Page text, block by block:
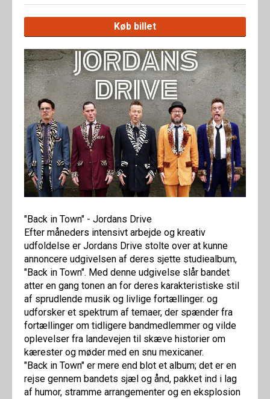
SHOP
Køb billet
"Back in Town" - Jordans Drive
Efter måneders intensivt arbejde og kreativ
udfoldelse er Jordans Drive stolte over at kunne
annoncere udgivelsen af deres sjette studiealbum,
"Back in Town". Med denne udgivelse slår bandet
atter en gang tonen an for deres karakteristiske stil
af sprudlende musik og livlige fortællinger. og
udforsker et spektrum af temaer, der spænder fra
fortællinger om tidligere bandmedlemmer og vilde
oplevelser fra landevejen til skæve historier om
kærester og møder med en snu mexicaner.
"Back in Town" er mere end blot et album; det er en
rejse gennem bandets sjæl og ånd, pakket ind i lag
af humor, stramme arrangementer og en eksplosion